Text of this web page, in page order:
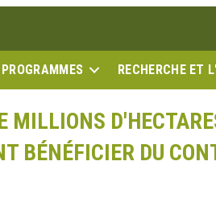
PROGRAMMES RECHERCHE ET
MILLIONS
BÉNÉFICIER DU